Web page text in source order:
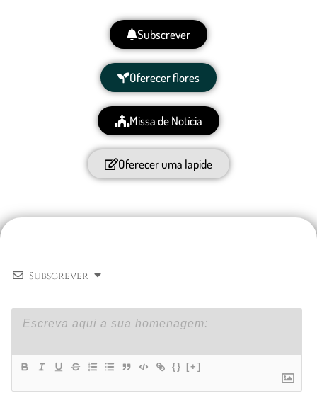
Subscrever
Oferecer flores
Missa de Notícia
Oferecer uma lapide
Subscrever
{} [+]